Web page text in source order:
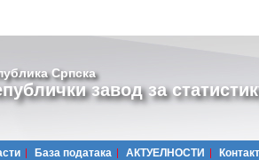
Српска
завод за
Базa података АКТУЕЛНОСТИ Контакт